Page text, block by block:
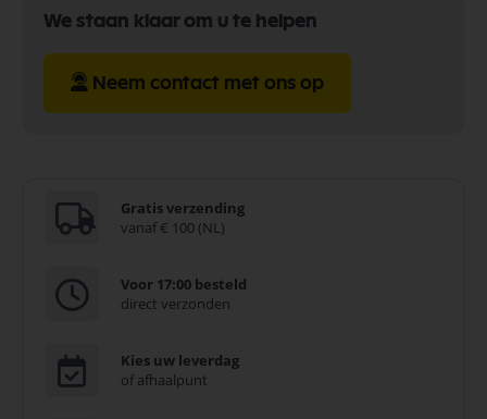
We staan klaar om u te helpen
Neem contact met ons op
Gratis verzending
vanaf € 100 (NL)
Voor 17:00 besteld
direct verzonden
Kies uw leverdag
of afhaalpunt